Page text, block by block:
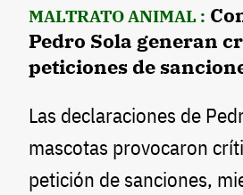
MALTRATO ANIMAL :
Pedro Sola generan
peticiones de
Las declaraciones de
mascotas provocaron
petición de sanciones,